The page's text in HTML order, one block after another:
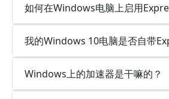
如何在Windows电脑上启用
我的Windows 10电脑是否自带
Windows上的加速器是干嘛的？